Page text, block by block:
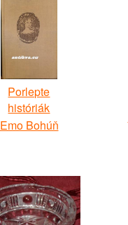
Porlepte
históriák
Emo Bohúň